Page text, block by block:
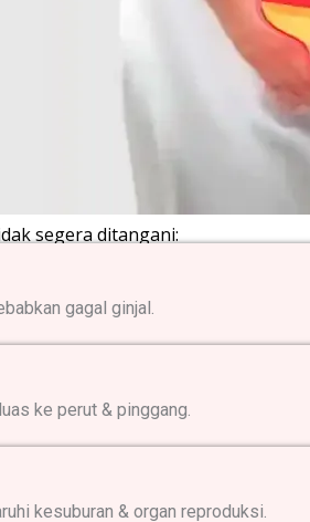
segera ditangani:
gagal ginjal.
ke perut & pinggang.
kesuburan & organ reproduksi.